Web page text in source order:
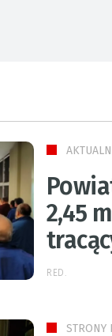
2,45
RED.
STRONY